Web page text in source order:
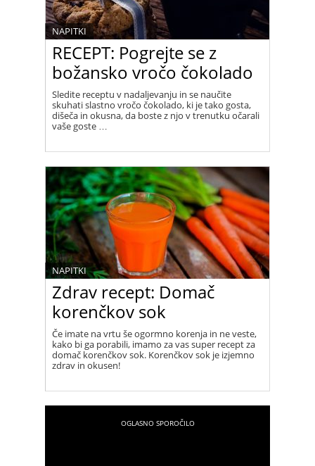
RECEPT: Pogrejte se z
božansko vročo čokolado
NAPITKI
Sledite receptu v nadaljevanju in se naučite
skuhati slastno vročo čokolado, ki je tako gosta,
dišeča in okusna, da boste z njo v trenutku očarali
vaše goste …
Zdrav recept: Domač
korenčkov sok
NAPITKI
Če imate na vrtu še ogormno korenja in ne veste,
kako bi ga porabili, imamo za vas super recept za
domač korenčkov sok. Korenčkov sok je izjemno
zdrav in okusen!